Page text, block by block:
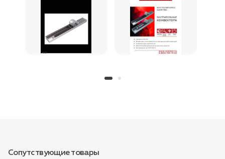
Сопутствующие товары